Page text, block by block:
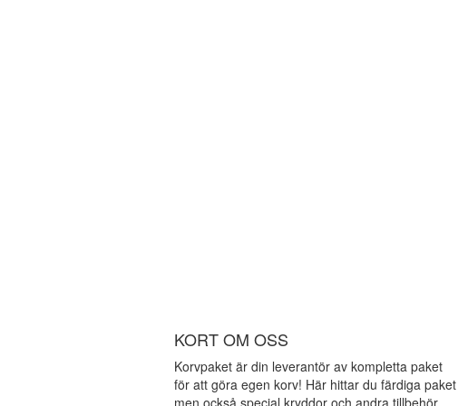
KORT OM OSS
Korvpaket är din leverantör av kompletta paket
för att göra egen korv! Här hittar du färdiga paket
men också special kryddor och andra tillbehör